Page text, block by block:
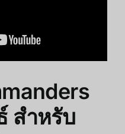
สำหรับ